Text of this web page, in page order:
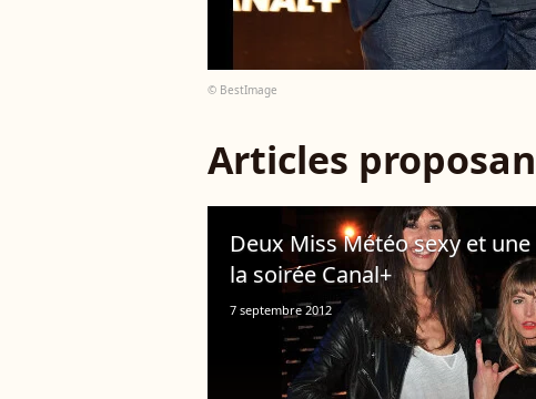
© BestImage
Articles
Deux Miss Météo sexy et
la soirée Canal+
7 septembre 2012